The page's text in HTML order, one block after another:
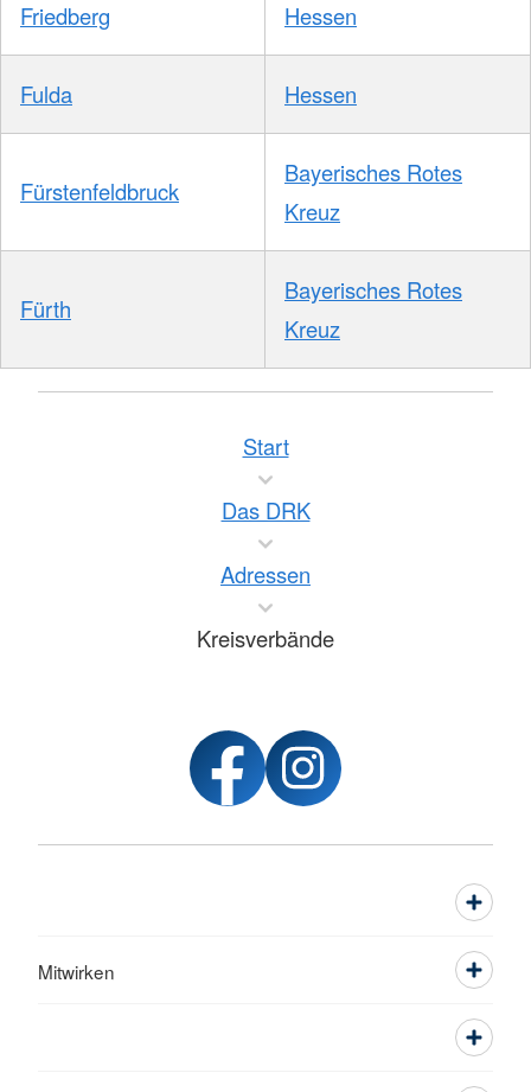
Friedberg Hessen
Fulda Hessen
Fürstenfeldbruck
Bayerisches Rotes
Kreuz
Fürth
Bayerisches Rotes
Kreuz
Start
Das DRK
Adressen
Kreisverbände
Mitwirken